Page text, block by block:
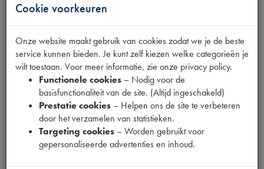
NAAFMOER ACHTER
44MM
Productnummer
1320260
EAN code
3276427342796
6 ,67
Cookie voorkeuren
Onze website maakt gebruik van cookies zodat we je de beste
service kunnen bieden. Je kunt zelf kiezen welke categorieën je
wilt toestaan. Voor meer informatie, zie onze privacy policy.
Functionele cookies – Nodig voor de
basisfunctionaliteit van de site. (Altijd ingeschakeld)
Prestatie cookies – Helpen ons de site te verbeteren
door het verzamelen van statistieken.
Targeting cookies – Worden gebruikt voor
gepersonaliseerde advertenties en inhoud.